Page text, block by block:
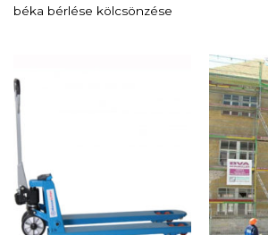
béka bérlése kölcsönzése